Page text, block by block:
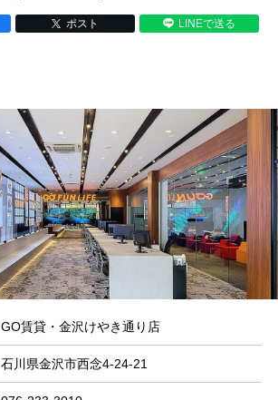
ポスト LINEで送る
GO賃貸・金沢けやき通り店
石川県金沢市西念4-24-21